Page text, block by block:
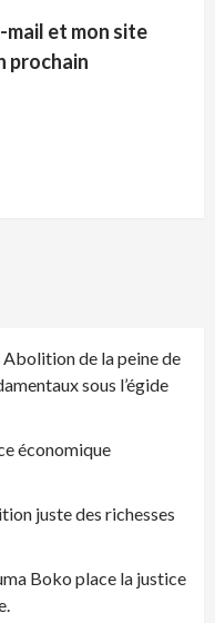
mail et mon site
prochain
de la peine de
sous l’égide
économique
juste des richesses
Boko place la justice